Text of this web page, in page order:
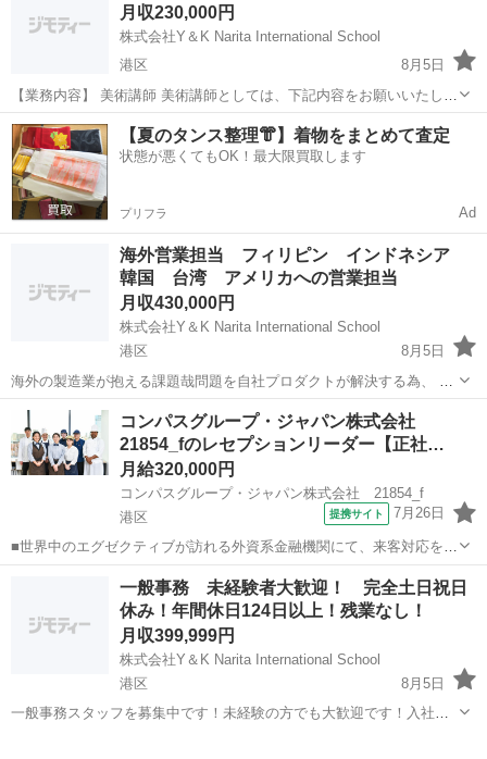
寄り添える方 主...月収230,000円
株式会社Y＆K Narita International School
港区
8月5日
【業務内容】 美術講師 美術講師としては、下記内容をお願いいたしま
す。基本的にはレッスンプランやマニュアルがあるのでそれに沿って
指導していただきます。 ・絵画 ・造形 ・工作 などになります。 業務
に慣れてき...
東京 港区 講師 業務
【夏のタンス整理👘】着物をまとめて査定
状態が悪くてもOK！最大限買取します
プリフラ Ad
海外営業担当 フィリピン インドネシア
韓国 台湾 アメリカへの営業担当
月収430,000円
株式会社Y＆K Narita International School
港区
8月5日
海外の製造業が抱える課題哉問題を自社プロダクトが解決する為、 現
地を訪問し的確な提案をします。 海外営業での製品販売、通訳業務、
資料作成など 営業担当に帯同、訪問営業時の通訳業務 ・具体的な困り
ごとを現場でヒアリン...
東京 港区 海外営業
コンパスグループ・ジャパン株式会社
21854_fのレセプションリーダー【正社…
月給320,000円
コンパスグループ・ジャパン株式会社 21854_f
港区
提携サイト 7月26日
■世界中のエグゼクティブが訪れる外資系金融機関にて、来客対応を担
うレセプションポジションです。企業の“顔”としてふさわしい存在感を
発揮していただきます。リーダーとして、レセプション全体の動きを
把握しながら、各メンバーがスムー...
受付
一般事務 未経験者大歓迎！ 完全土日祝日
休み！年間休日124日以上！残業なし！
月収399,999円
株式会社Y＆K Narita International School
港区
8月5日
一般事務スタッフを募集中です！未経験の方でも大歓迎です！入社後